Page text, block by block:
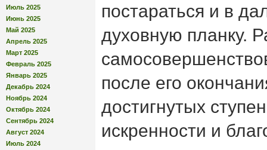
Июль 2025
Июнь 2025
Май 2025
Апрель 2025
Март 2025
Февраль 2025
Январь 2025
Декабрь 2024
Ноябрь 2024
Октябрь 2024
Сентябрь 2024
Август 2024
Июль 2024
постараться и в
духовную планку.
после его
достигнутых
искренности и